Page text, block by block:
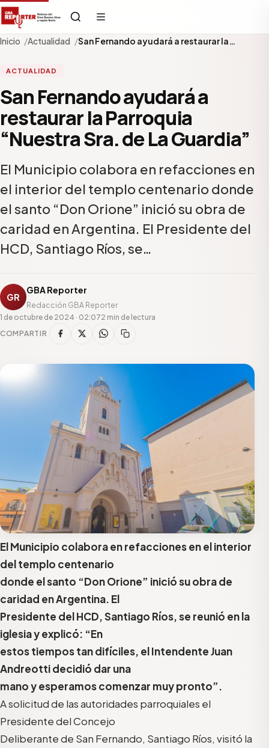
Inicio Actualidad San Fernando ayudará a restaurar la…
ACTUALIDAD
San Fernando ayudará a
restaurar la Parroquia
“Nuestra Sra. de La Guardia”
El Municipio colabora en refacciones en
el interior del templo centenario donde
el santo “Don Orione” inició su obra de
caridad en Argentina. El Presidente del
HCD, Santiago Ríos, se…
GR
GBA Reporter
Redacción GBA Reporter
1 de octubre de 2024 · 02:072 min de lectura
COMPARTIR
El Municipio colabora en refacciones en el interior
del templo centenario
donde el santo “Don Orione” inició su obra de
caridad en Argentina. El
Presidente del HCD, Santiago Ríos, se reunió en la
iglesia y explicó: “En
estos tiempos tan difíciles, el Intendente Juan
Andreotti decidió dar una
mano y esperamos comenzar muy pronto”.
A solicitud de las autoridades parroquiales el
Presidente del Concejo
Deliberante de San Fernando, Santiago Ríos, visitó la